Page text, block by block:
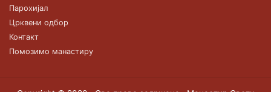
Парохијал
Црквени одбор
Контакт
Помозимо манастиру